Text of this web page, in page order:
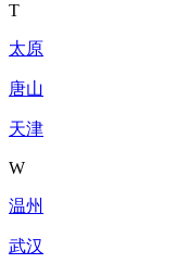
T
太原
唐山
天津
W
温州
武汉